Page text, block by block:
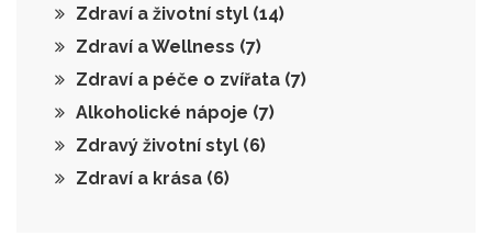
Zdraví a životní styl (14)
Zdraví a Wellness (7)
Zdraví a péče o zvířata (7)
Alkoholické nápoje (7)
Zdravý životní styl (6)
Zdraví a krása (6)